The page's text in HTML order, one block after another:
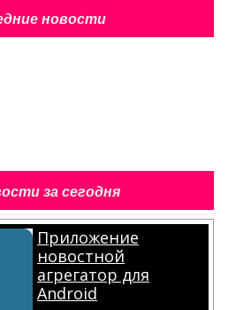
новости
за сегодня
Приложение
новостной
агрегатор для
Android